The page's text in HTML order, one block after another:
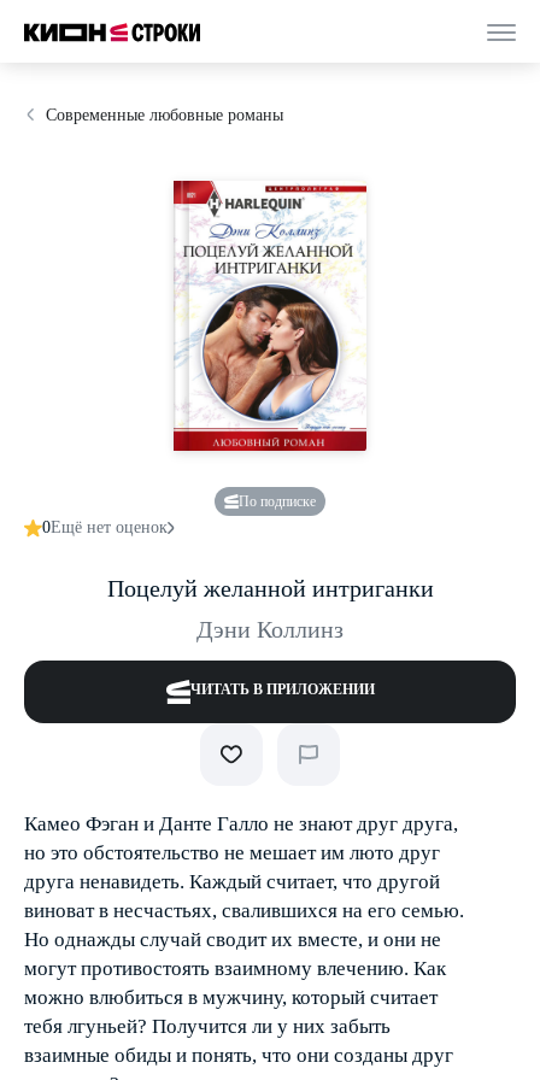
Современные любовные романы
По подписке
0Ещё нет оценок
Поцелуй желанной интриганки
Дэни Коллинз
ЧИТАТЬ В ПРИЛОЖЕНИИ
Камео Фэган и Данте Галло не знают друг друга,
но это обстоятельство не мешает им люто друг
друга ненавидеть. Каждый считает, что другой
виноват в несчастьях, свалившихся на его семью.
Но однажды случай сводит их вместе, и они не
могут противостоять взаимному влечению. Как
можно влюбиться в мужчину, который считает
тебя лгуньей? Получится ли у них забыть
взаимные обиды и понять, что они созданы друг